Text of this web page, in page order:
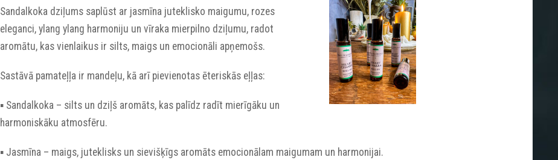
Sandalkoka dziļums saplūst ar jasmīna juteklisko maigumu, rozes
eleganci, ylang ylang harmoniju un vīraka mierpilno dziļumu, radot
aromātu, kas vienlaikus ir silts, maigs un emocionāli apņemošs.
Sastāvā pamateļļa ir mandeļu, kā arī pievienotas ēteriskās eļļas:
▪︎ Sandalkoka – silts un dziļš aromāts, kas palīdz radīt mierīgāku un
harmoniskāku atmosfēru.
▪︎ Jasmīna – maigs, juteklisks un sievišķīgs aromāts emocionālam maigumam un harmonijai.